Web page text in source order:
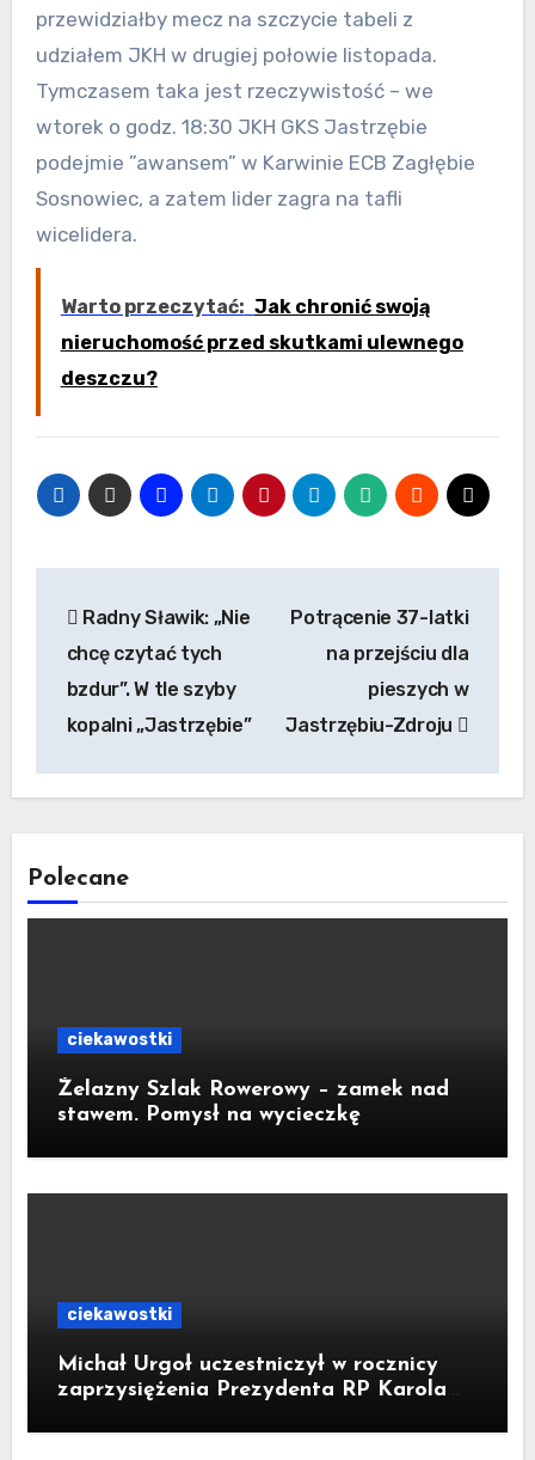
przewidziałby mecz na szczycie tabeli z
udziałem JKH w drugiej połowie listopada.
Tymczasem taka jest rzeczywistość – we
wtorek o godz. 18:30 JKH GKS Jastrzębie
podejmie ”awansem” w Karwinie ECB Zagłębie
Sosnowiec, a zatem lider zagra na tafli
wicelidera.
Warto przeczytać: Jak chronić swoją
nieruchomość przed skutkami ulewnego
deszczu?
wpisu
Radny Sławik: „Nie
chcę czytać tych
bzdur”. W tle szyby
kopalni „Jastrzębie”
Potrącenie 37-latki
na przejściu dla
pieszych w
Jastrzębiu-Zdroju
Polecane
ciekawostki
Żelazny Szlak Rowerowy – zamek nad
stawem. Pomysł na wycieczkę
ciekawostki
Michał Urgoł uczestniczył w rocznicy
zaprzysiężenia Prezydenta RP Karola